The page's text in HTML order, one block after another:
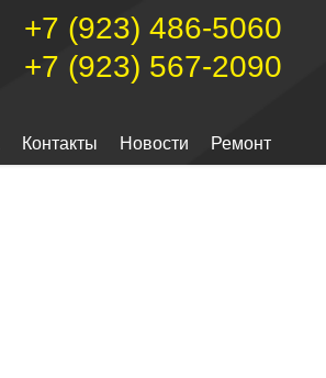
+7 (923) 486-5060
+7 (923) 567-2090
Контакты Новости Ремонт